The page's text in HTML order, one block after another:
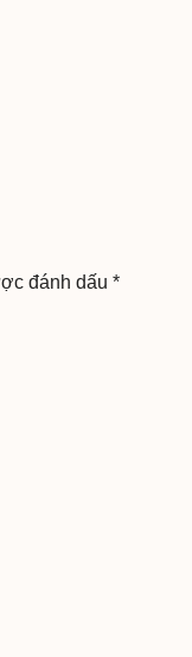
đánh dấu *